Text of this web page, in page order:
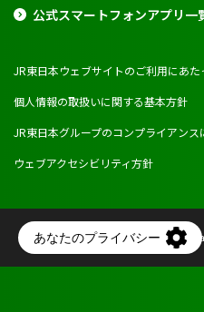
公式スマートフォンアプリ一
JR東日本ウェブサイトのご利用にあた
個人情報の取扱いに関する基本方針
JR東日本グループのコンプライアンス
ウェブアクセシビリティ方針
Copyright © East Japan